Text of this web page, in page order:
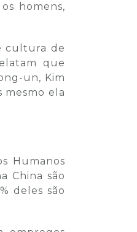
homens,
cultura de
que
un, Kim
mesmo ela
Humanos
China são
deles são